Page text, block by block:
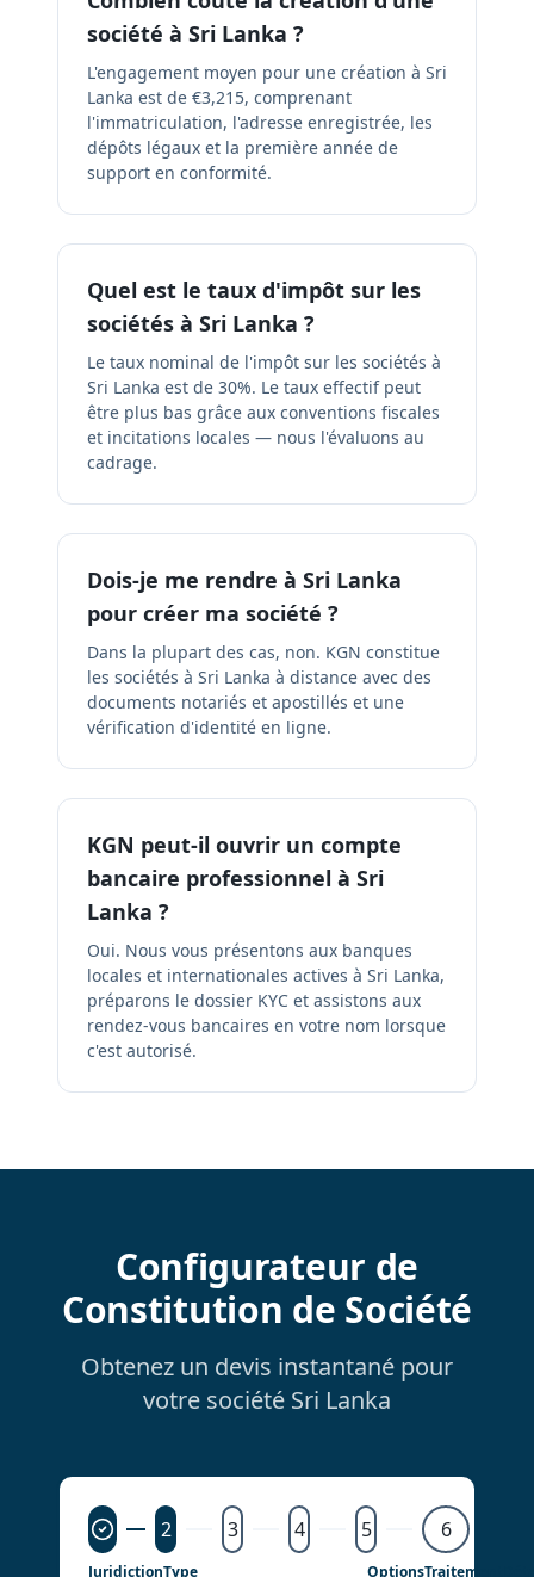
société à Sri Lanka ?
L'engagement moyen pour une création à Sri
Lanka est de €3,215, comprenant
l'immatriculation, l'adresse enregistrée, les
dépôts légaux et la première année de
support en conformité.
Quel est le taux d'impôt sur les
sociétés à Sri Lanka ?
Le taux nominal de l'impôt sur les sociétés à
Sri Lanka est de 30%. Le taux effectif peut
être plus bas grâce aux conventions fiscales
et incitations locales — nous l'évaluons au
cadrage.
Dois-je me rendre à Sri Lanka
pour créer ma société ?
Dans la plupart des cas, non. KGN constitue
les sociétés à Sri Lanka à distance avec des
documents notariés et apostillés et une
vérification d'identité en ligne.
KGN peut-il ouvrir un compte
bancaire professionnel à Sri
Lanka ?
Oui. Nous vous présentons aux banques
locales et internationales actives à Sri Lanka,
préparons le dossier KYC et assistons aux
rendez-vous bancaires en votre nom lorsque
c'est autorisé.
Configurateur de
Constitution de Société
Obtenez un devis instantané pour
votre société Sri Lanka
2 3 4 5 6
JuridictionType
OptionsTraitement